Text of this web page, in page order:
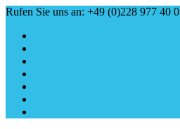
Rufen Sie uns an: +49 (0)228 977 40 0